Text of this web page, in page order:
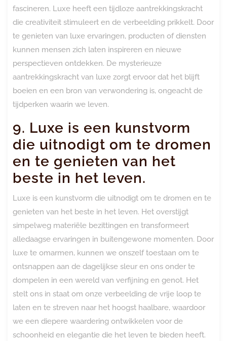
fascineren. Luxe heeft een tijdloze aantrekkingskracht
die creativiteit stimuleert en de verbeelding prikkelt. Door
te genieten van luxe ervaringen, producten of diensten
kunnen mensen zich laten inspireren en nieuwe
perspectieven ontdekken. De mysterieuze
aantrekkingskracht van luxe zorgt ervoor dat het blijft
boeien en een bron van verwondering is, ongeacht de
tijdperken waarin we leven.
9. Luxe is een kunstvorm
die uitnodigt om te dromen
en te genieten van het
beste in het leven.
Luxe is een kunstvorm die uitnodigt om te dromen en te
genieten van het beste in het leven. Het overstijgt
simpelweg materiële bezittingen en transformeert
alledaagse ervaringen in buitengewone momenten. Door
luxe te omarmen, kunnen we onszelf toestaan om te
ontsnappen aan de dagelijkse sleur en ons onder te
dompelen in een wereld van verfijning en genot. Het
stelt ons in staat om onze verbeelding de vrije loop te
laten en te streven naar het hoogst haalbare, waardoor
we een diepere waardering ontwikkelen voor de
schoonheid en elegantie die het leven te bieden heeft.